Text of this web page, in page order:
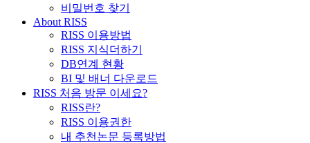
비밀번호 찾기
About RISS
RISS 이용방법
RISS 지식더하기
DB연계 현황
BI 및 배너 다운로드
RISS 처음 방문 이세요?
RISS란?
RISS 이용권한
내 추천논문 등록방법